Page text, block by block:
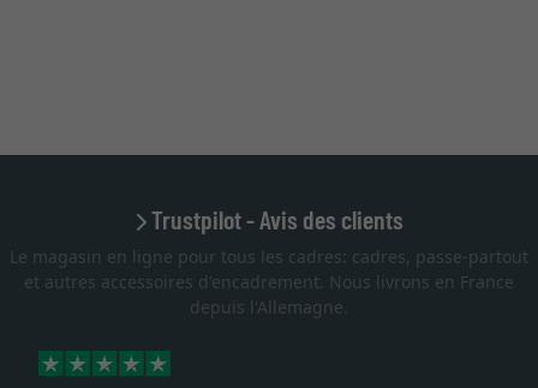
Trustpilot - Avis des clients
Le magasin en ligne pour tous les cadres: cadres, passe-partout
et autres accessoires d'encadrement. Nous livrons en France
depuis l'Allemagne.